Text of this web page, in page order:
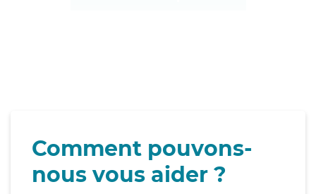
Comment pouvons-
nous vous aider ?